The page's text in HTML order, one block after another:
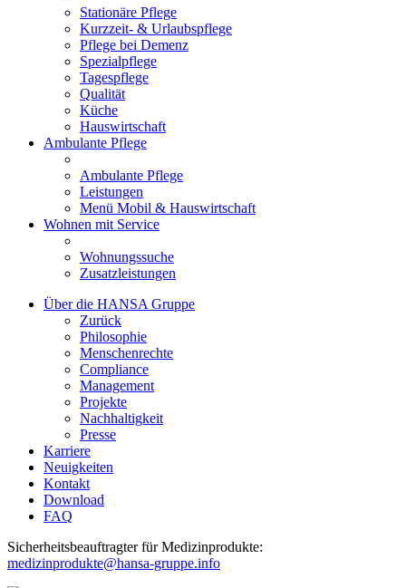
Stationäre Pflege
Kurzzeit- & Urlaubspflege
Pflege bei Demenz
Spezialpflege
Tagespflege
Qualität
Küche
Hauswirtschaft
Ambulante Pflege
Ambulante Pflege
Leistungen
Menü Mobil & Hauswirtschaft
Wohnen mit Service
Wohnungssuche
Zusatzleistungen
Über die HANSA Gruppe
Zurück
Philosophie
Menschenrechte
Compliance
Management
Projekte
Nachhaltigkeit
Presse
Karriere
Neuigkeiten
Kontakt
Download
FAQ
Sicherheitsbeauftragter für Medizinprodukte:
medizinprodukte@hansa-gruppe.info